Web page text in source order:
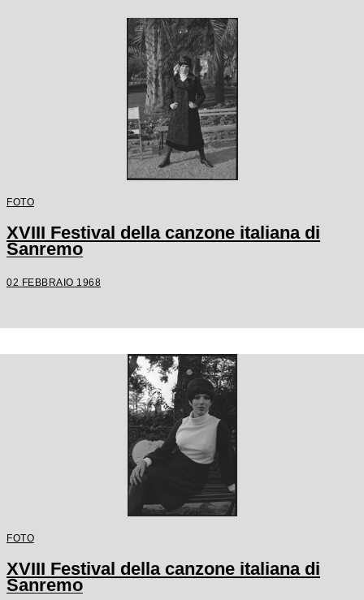
FOTO
XVIII Festival della canzone italiana di
Sanremo
02 FEBBRAIO 1968
FOTO
XVIII Festival della canzone italiana di
Sanremo